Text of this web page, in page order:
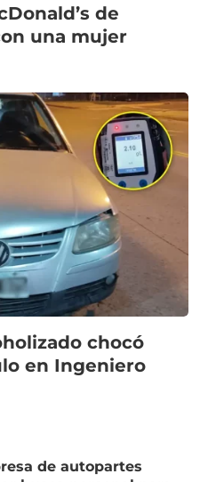
de
una mujer
chocó
en Ingeniero
de autopartes